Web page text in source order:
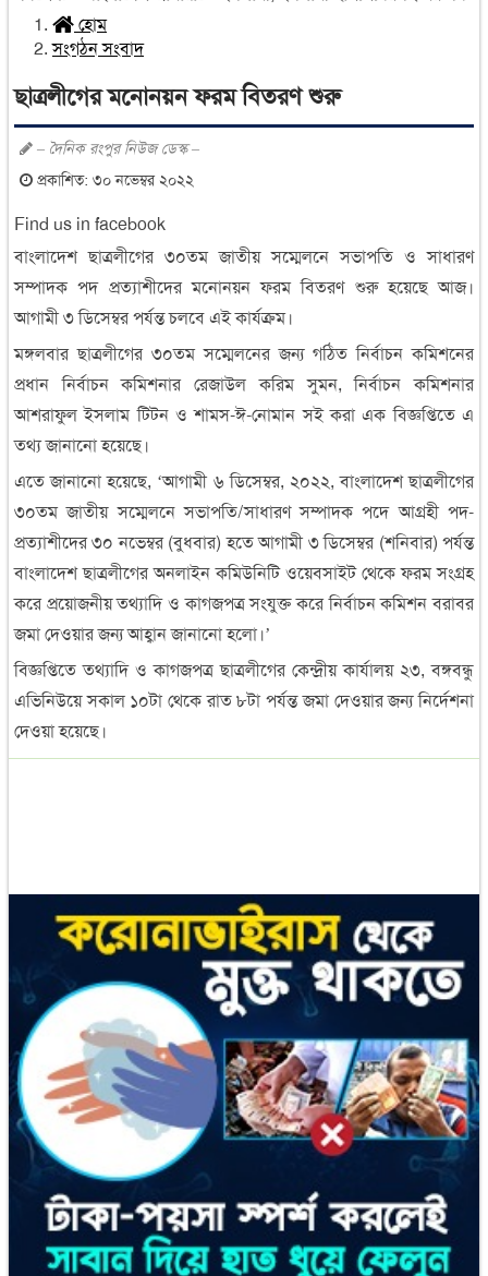
হোম
সংগঠন সংবাদ
ছাত্রলীগের মনোনয়ন ফরম বিতরণ শুরু
– দৈনিক রংপুর নিউজ ডেস্ক –
প্রকাশিত: ৩০ নভেম্বর ২০২২
Find us in facebook
বাংলাদেশ ছাত্রলীগের ৩০তম জাতীয় সম্মেলনে সভাপতি ও সাধারণ
সম্পাদক পদ প্রত্যাশীদের মনোনয়ন ফরম বিতরণ শুরু হয়েছে আজ।
আগামী ৩ ডিসেম্বর পর্যন্ত চলবে এই কার্যক্রম।
মঙ্গলবার ছাত্রলীগের ৩০তম সম্মেলনের জন্য গঠিত নির্বাচন কমিশনের
প্রধান নির্বাচন কমিশনার রেজাউল করিম সুমন, নির্বাচন কমিশনার
আশরাফুল ইসলাম টিটন ও শামস-ঈ-নোমান সই করা এক বিজ্ঞপ্তিতে এ
তথ্য জানানো হয়েছে।
এতে জানানো হয়েছে, ‘আগামী ৬ ডিসেম্বর, ২০২২, বাংলাদেশ ছাত্রলীগের
৩০তম জাতীয় সম্মেলনে সভাপতি/সাধারণ সম্পাদক পদে আগ্রহী পদ-
প্রত্যাশীদের ৩০ নভেম্বর (বুধবার) হতে আগামী ৩ ডিসেম্বর (শনিবার) পর্যন্ত
বাংলাদেশ ছাত্রলীগের অনলাইন কমিউনিটি ওয়েবসাইট থেকে ফরম সংগ্রহ
করে প্রয়োজনীয় তথ্যাদি ও কাগজপত্র সংযুক্ত করে নির্বাচন কমিশন বরাবর
জমা দেওয়ার জন্য আহ্বান জানানো হলো।’
বিজ্ঞপ্তিতে তথ্যাদি ও কাগজপত্র ছাত্রলীগের কেন্দ্রীয় কার্যালয় ২৩, বঙ্গবন্ধু
এভিনিউয়ে সকাল ১০টা থেকে রাত ৮টা পর্যন্ত জমা দেওয়ার জন্য নির্দেশনা
দেওয়া হয়েছে।